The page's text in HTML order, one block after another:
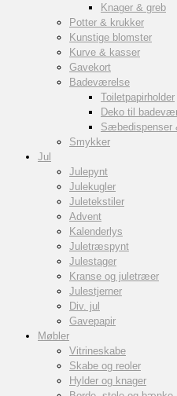
Knager & greb
Potter & krukker
Kunstige blomster
Kurve & kasser
Gavekort
Badeværelse
Toiletpapirholder
Deko til
Sæbedispenser
Smykker
Jul
Julepynt
Julekugler
Juletekstiler
Advent
Kalenderlys
Juletræspynt
Julestager
Kranse og juletræer
Julestjerner
Div. jul
Gavepapir
Møbler
Vitrineskabe
Skabe og reoler
Hylder og knager